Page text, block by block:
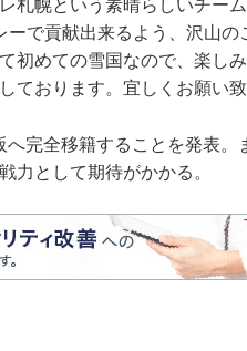
幌という素晴らしいチー
で貢献出来るよう、沢山
初めての雪国なので、楽し
ております。宜しくお願い
完全移籍することを発表。
力として期待がかかる。